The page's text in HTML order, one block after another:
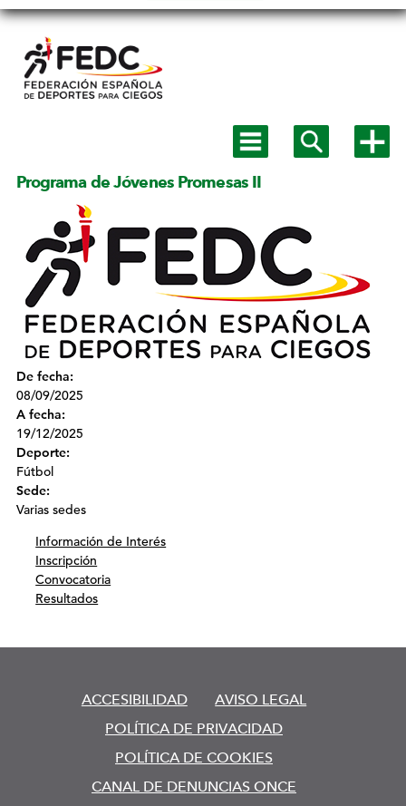
Salto a
Mostrar
menú
Mostrar
buscadormás
Programa de Jóvenes Promesas II
De fecha:
08/09/2025
A fecha:
19/12/2025
Deporte:
Fútbol
Sede:
Varias sedes
Información de Interés
Inscripción
Convocatoria
Resultados
ACCESIBILIDAD
AVISO LEGAL
POLÍTICA DE PRIVACIDAD
POLÍTICA DE COOKIES
CANAL DE DENUNCIAS ONCE